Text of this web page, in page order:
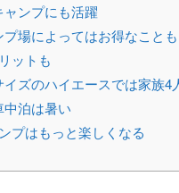
ャンプにも活躍
プ場によってはお得なことも
ットも
イズのハイエースでは家族4
中泊は暑い
プはもっと楽しくなる